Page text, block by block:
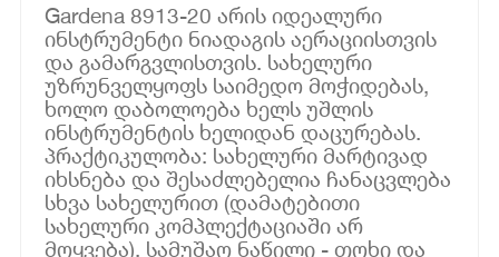
Gardena 8913-20 არის იდეალური
ინსტრუმენტი ნიადაგის აერაციისთვის
და გამარგვლისთვის. სახელური
უზრუნველყოფს საიმედო მოჭიდებას,
ხოლო დაბოლოება ხელს უშლის
ინსტრუმენტის ხელიდან დაცურებას.
პრაქტიკულობა: სახელური მარტივად
იხსნება და შესაძლებელია ჩანაცვლება
სხვა სახელურით (დამატებითი
სახელური კომპლექტაციაში არ
მოყვება). სამუშაო ნაწილი - თოხი და